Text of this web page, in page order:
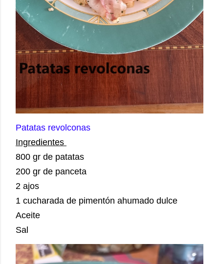
Patatas revolconas
Ingredientes
800 gr de patatas
200 gr de panceta
2 ajos
1 cucharada de pimentón ahumado dulce
Aceite
Sal